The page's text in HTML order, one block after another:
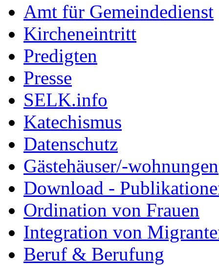
Amt für Gemeindedienst
Kircheneintritt
Predigten
Presse
SELK.info
Katechismus
Datenschutz
Gästehäuser/-wohnungen
Download -
Ordination von Frauen
Integration von
Beruf & Berufung